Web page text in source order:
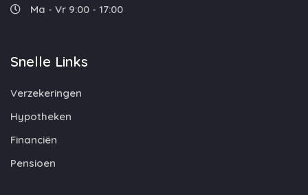
Ma - Vr 9:00 - 17:00
Snelle Links
Verzekeringen
Hypotheken
Financiën
Pensioen